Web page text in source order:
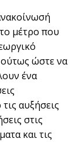
μέτρο που
ώστε να
ένα
αυξήσεις
στις
και τις